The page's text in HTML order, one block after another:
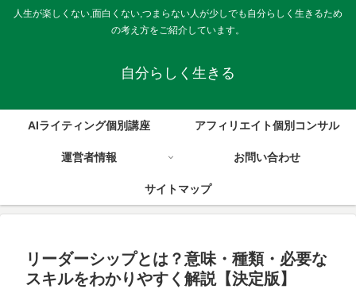
人生が楽しくない,面白くない,つまらない人が少しでも自分らしく生きるため
の考え方をご紹介しています。
自分らしく生きる
AIライティング個別講座 アフィリエイト個別コンサル
運営者情報 お問い合わせ
サイトマップ
リーダーシップとは？意味・種類・必要な
スキルをわかりやすく解説【決定版】